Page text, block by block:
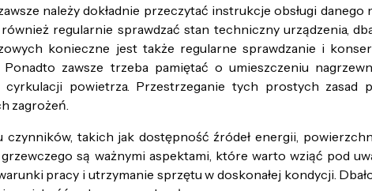
należy dokładnie przeczytać instrukcje obsługi danego
regularnie sprawdzać stan techniczny urządzenia,
konieczne jest także regularne sprawdzanie i
zawsze trzeba pamiętać o umieszczeniu
powietrza. Przestrzeganie tych prostych zasad
zagrożeń.
takich jak dostępność źródeł energii,
są ważnymi aspektami, które warto wziąć pod
pracy i utrzymanie sprzętu w doskonałej kondycji.